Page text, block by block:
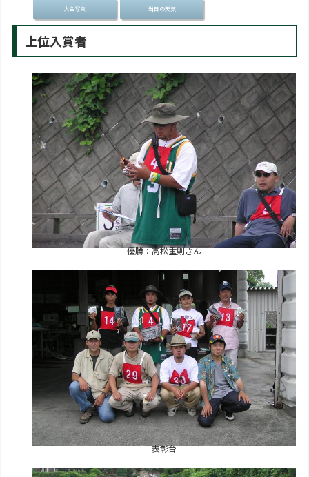
大会写真 当日の天気
上位入賞者
優勝：高松重則さん
表彰台